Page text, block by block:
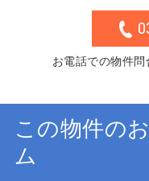
お電話での物件
この物件の
ム